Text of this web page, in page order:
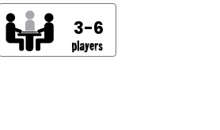
3-6